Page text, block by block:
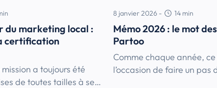
du marketing local :
certification
a toujours été
de toutes tailles à se…
8 janvier 2026 - 14 min
Mémo 2026 : le mot
Partoo
Comme chaque année,
l’occasion de faire un pas